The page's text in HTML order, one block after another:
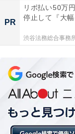
メーカー
バンダイ
2026年6月
価格
税込400円
PR
リボ払い50万
停止して『大
渋谷法務総合事務